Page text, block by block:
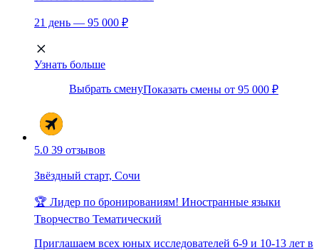
21 день — 95 000 ₽
Узнать больше
Выбрать сменуПоказать смены от 95 000 ₽
5.0 39 отзывов
Звёздный старт, Сочи
🏆 Лидер по бронированиям! Иностранные языки
Творчество Тематический
Приглашаем всех юных исследователей 6-9 и 10-13 лет в